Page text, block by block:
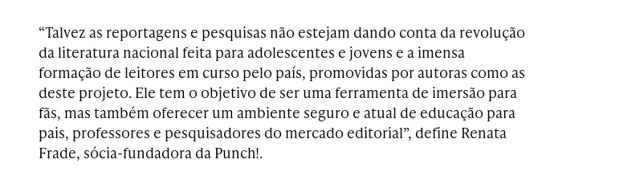
“Talvez as reportagens e pesquisas não estejam dando conta da revolução
da literatura nacional feita para adolescentes e jovens e a imensa
formação de leitores em curso pelo país, promovidas por autoras como as
deste projeto. Ele tem o objetivo de ser uma ferramenta de imersão para
fãs, mas também oferecer um ambiente seguro e atual de educação para
pais, professores e pesquisadores do mercado editorial”, define Renata
Frade, sócia-fundadora da Punch!.